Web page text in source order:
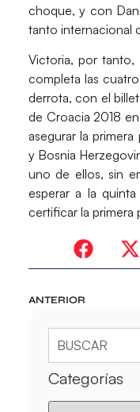
choque, y con
tanto internacional
Victoria, por tanto,
completa las
derrota, con el
de Croacia 2018
asegurar la
y Bosnia
uno de ellos, sin
esperar a la
certificar la primera
ANTERIOR
Categorías